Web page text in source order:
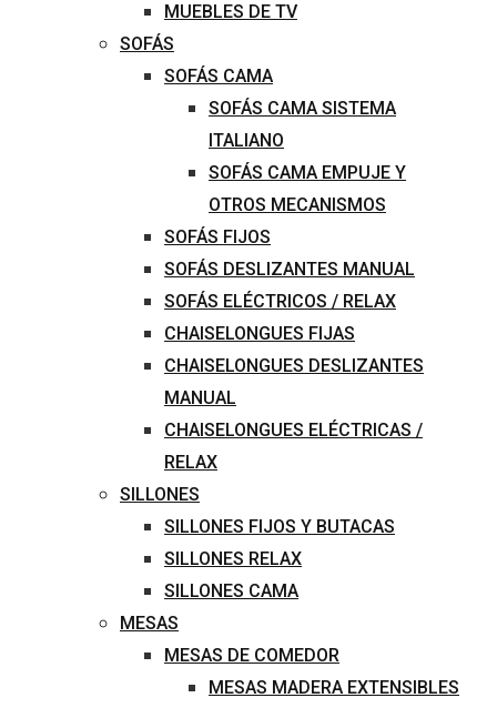
MUEBLES DE TV
SOFÁS
SOFÁS CAMA
SOFÁS CAMA SISTEMA
ITALIANO
SOFÁS CAMA EMPUJE Y
OTROS MECANISMOS
SOFÁS FIJOS
SOFÁS DESLIZANTES MANUAL
SOFÁS ELÉCTRICOS / RELAX
CHAISELONGUES FIJAS
CHAISELONGUES DESLIZANTES
MANUAL
CHAISELONGUES ELÉCTRICAS /
RELAX
SILLONES
SILLONES FIJOS Y BUTACAS
SILLONES RELAX
SILLONES CAMA
MESAS
MESAS DE COMEDOR
MESAS MADERA EXTENSIBLES